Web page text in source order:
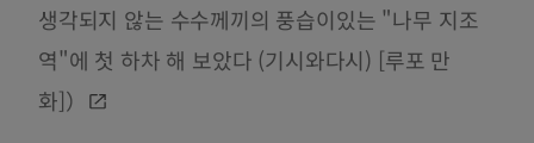
생각되지 않는 수수께끼의 풍습이있는 "나무 지조
역"에 첫 하차 해 보았다 (기시와다시) [루포 만
화]）